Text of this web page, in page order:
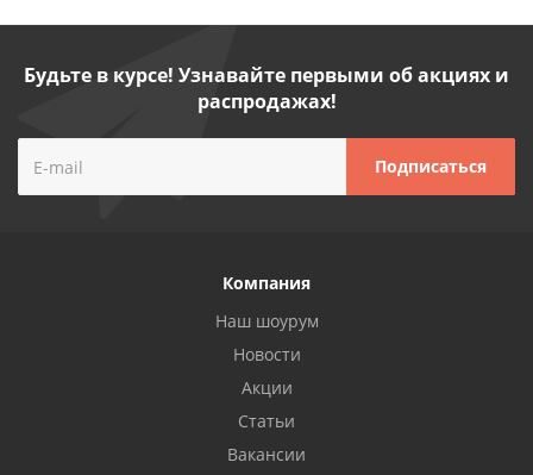
Будьте в курсе! Узнавайте первыми об акциях и
распродажах!
Компания
Наш шоурум
Новости
Акции
Статьи
Вакансии